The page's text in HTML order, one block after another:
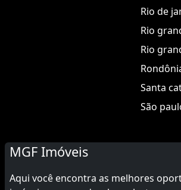
Rio de
Rio
Rio
Santa
São
MGF Imóveis
Aqui você encontra as melhores